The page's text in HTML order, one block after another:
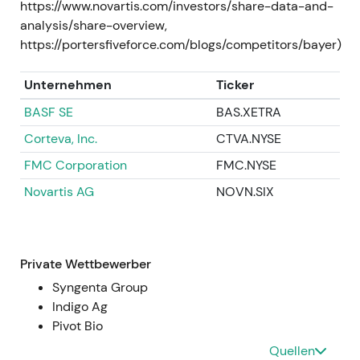
Volatilität.
### 30. September 2025 (Rückstellungsbasis,
Bayer/Monsanto wies zum 30. September 2025
Litigation-Rückstellungen und -verbindlichkeiten
von 7,8 Mrd. EUR aus – davon 6,5 Mrd. EUR für
Glyphosat –, die als Ausgangsbasis für weitere
Verhandlungen herangezogen wurden.[5]- Der
Markt betrachtete die ausgewiesenen
Rückstellungen als substanziell, aber begrenzt. Die
Haftungsexponierung tatsächlich schließen würde.
Handelsspanne mit ereignisgetriebenen
Ausschlägen rund um Vergleichsnachrichten und
Gerichtsentscheidungen.
https://www.novartis.com/investors/share-data-and-
analysis/share-overview,
https://portersfiveforce.com/blogs/competitors/bayer)
Unternehmen
Ticker
BASF SE
BAS.XETRA
Corteva, Inc.
CTVA.NYSE
FMC Corporation
FMC.NYSE
Novartis AG
NOVN.SIX
Private Wettbewerber
Syngenta Group
Indigo Ag
Pivot Bio
Quellen